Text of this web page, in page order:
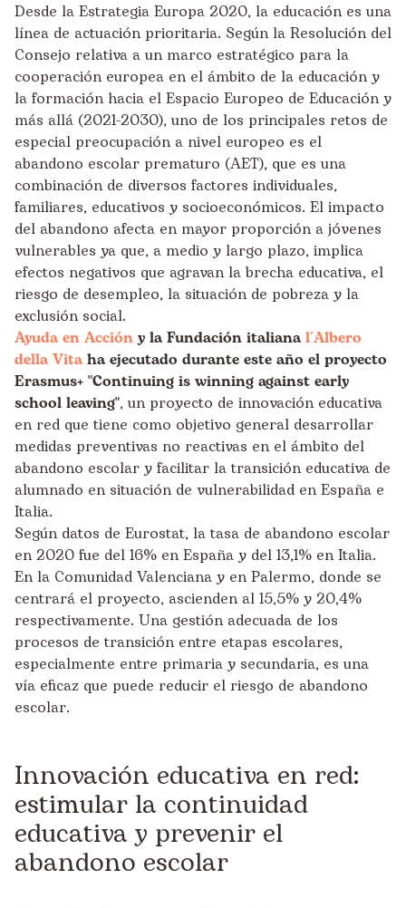
Desde la Estrategia Europa 2020, la educación es una
línea de actuación prioritaria. Según la Resolución del
Consejo relativa a un marco estratégico para la
cooperación europea en el ámbito de la educación y
la formación hacia el Espacio Europeo de Educación y
más allá (2021-2030), uno de los principales retos de
especial preocupación a nivel europeo es el
abandono escolar prematuro (AET), que es una
combinación de diversos factores individuales,
familiares, educativos y socioeconómicos. El impacto
del abandono afecta en mayor proporción a jóvenes
vulnerables ya que, a medio y largo plazo, implica
efectos negativos que agravan la brecha educativa, el
riesgo de desempleo, la situación de pobreza y la
exclusión social.
Ayuda en Accióny la Fundación italianal´Albero
della Vitaha ejecutado durante este año el proyecto
Erasmus+ "Continuing is winning against early
school leaving", un proyecto de innovación educativa
en red que tiene como objetivo general desarrollar
medidas preventivas no reactivas en el ámbito del
abandono escolar y facilitar la transición educativa de
alumnado en situación de vulnerabilidad en España e
Italia.
Según datos de Eurostat, la tasa de abandono escolar
en 2020 fue del 16% en España y del 13,1% en Italia.
En la Comunidad Valenciana y en Palermo, donde se
centrará el proyecto, ascienden al 15,5% y 20,4%
respectivamente. Una gestión adecuada de los
procesos de transición entre etapas escolares,
especialmente entre primaria y secundaria, es una
vía eficaz que puede reducir el riesgo de abandono
escolar.
Innovación educativa en red:
estimular la continuidad
educativa y prevenir el
abandono escolar